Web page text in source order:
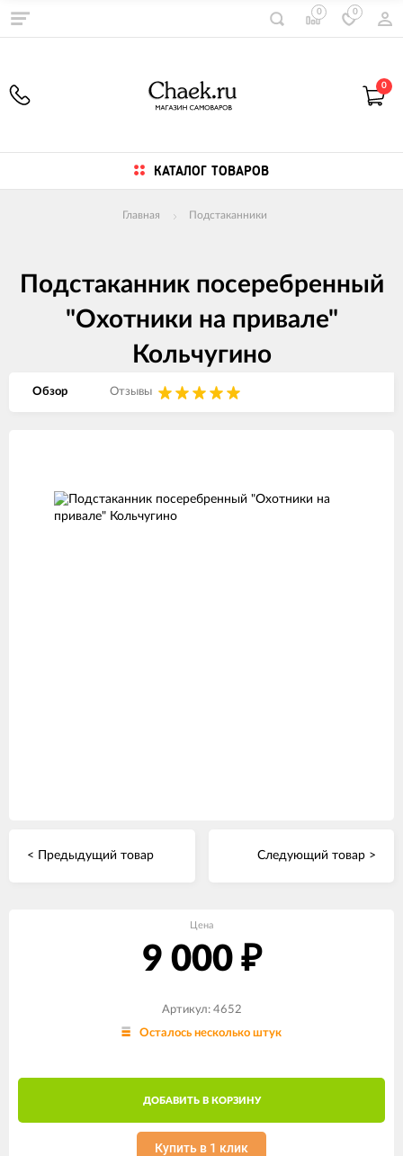
0 0
0
КАТАЛОГ ТОВАРОВ
Главная Подстаканники
Подстаканник посеребренный
"Охотники на привале"
Кольчугино
Обзор Отзывы
< Предыдущий товар Следующий товар >
Цена
9 000 ₽
Артикул: 4652
Осталось несколько штук
ДОБАВИТЬ В КОРЗИНУ
Купить в 1 клик